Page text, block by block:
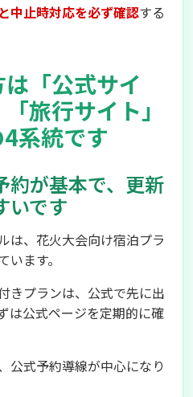
中止時対応を必ず確認する
「公式サイ
旅行サイト」
4系統です
約が基本で、更新
いです
は、花火大会向け宿泊プラ
ます。
きプランは、公式で先に出
は公式ページを定期的に確
公式予約導線が中心になり